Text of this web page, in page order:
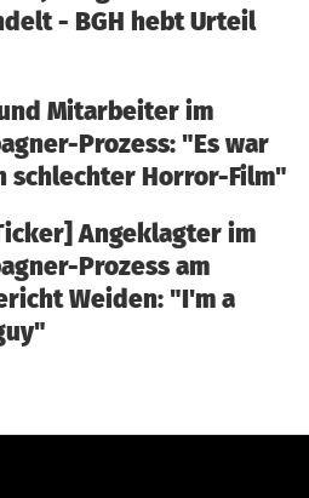
- BGH hebt Urteil
Mitarbeiter im
Prozess: "Es war
schlechter Horror-Film"
Angeklagter im
Prozess am
Weiden: "I'm a